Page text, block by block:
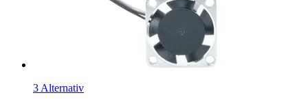
3 Alternativ